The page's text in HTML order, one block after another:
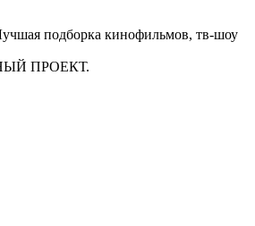
подборка кинофильмов, тв-шоу
ПРОЕКТ.